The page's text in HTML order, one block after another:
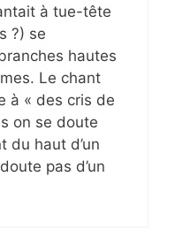
à tue-tête
?) se
hautes
Le chant
à « des cris de
on se doute
du haut d’un
pas d’un